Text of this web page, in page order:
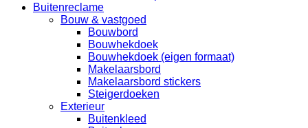
Buitenreclame
Bouw & vastgoed
Bouwbord
Bouwhekdoek
Bouwhekdoek (eigen formaat)
Makelaarsbord
Makelaarsbord stickers
Steigerdoeken
Exterieur
Buitenkleed